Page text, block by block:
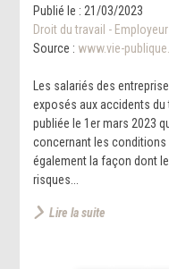
Publié le : 21/03/2023
Droit du travail -
Source : www.vie-
Les salariés des
exposés aux accidents du
publiée le 1er mars 2023
concernant les conditions
également la façon dont
risques...
Lire la suite